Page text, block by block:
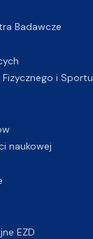
Badawcze
i Sportu
naukowej
EZD